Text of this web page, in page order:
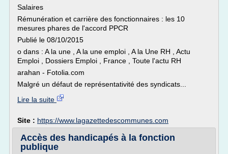
Salaires
Rémunération et carrière des fonctionnaires : les 10
mesures phares de l'accord PPCR
Publié le 08/10/2015
o dans : A la une , A la une emploi , A la Une RH , Actu
Emploi , Dossiers Emploi , France , Toute l'actu RH
arahan - Fotolia.com
Malgré un défaut de représentativité des syndicats...
Lire la suite
Site : https://www.lagazettedescommunes.com
Accès des handicapés à la fonction
publique